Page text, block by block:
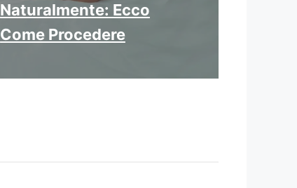
Naturalmente: Ecco
Come Procedere